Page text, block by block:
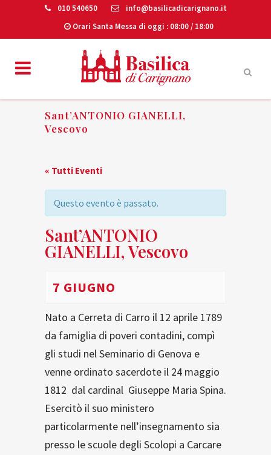
010 540650
info@basilicadicarignano.it
Orari Santa Messa di oggi : 08:00 / 18:00
Sant’ANTONIO GIANELLI,
Vescovo
« Tutti Eventi
Questo evento è passato.
Sant’ANTONIO
GIANELLI, Vescovo
7 GIUGNO
Nato a Cerreta di Carro il 12 aprile 1789
da famiglia di poveri contadini, compì
gli studi nel Seminario di Genova e
venne ordinato sacerdote il 24 maggio
1812 dal cardinal Giuseppe Maria Spina.
Esercitò il suo ministero
particolarmente nell’insegnamento sia
presso le scuole degli Scolopi a Carcare